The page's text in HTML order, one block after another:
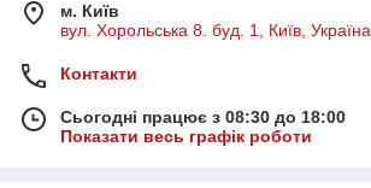
м. Київ
вул. Хорольська 8. буд. 1, Київ, Україна
Контакти
Сьогодні працює з 08:30 до 18:00
Показати весь графік роботи